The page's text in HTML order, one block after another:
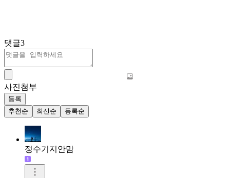
댓글3
사진첨부
등록
추천순
최신순 등록순
정수기지안맘